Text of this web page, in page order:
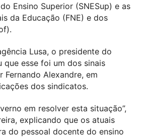
Ensino Superior (SNESup) e as
da Educação (FNE) e dos
Lusa, o presidente do
que esse foi um dos sinais
Alexandre, em
dos sindicatos.
em resolver esta situação”,
explicando que os atuais
do pessoal docente do ensino